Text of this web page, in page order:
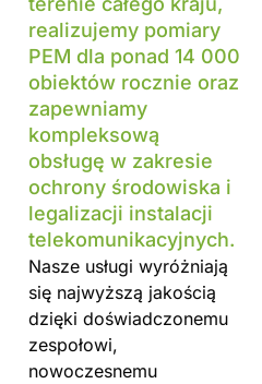
realizujemy pomiary
PEM dla ponad 14 000
obiektów rocznie oraz
zapewniamy
kompleksową
obsługę w zakresie
ochrony środowiska i
legalizacji instalacji
telekomunikacyjnych.
Nasze usługi wyróżniają
się najwyższą jakością
dzięki doświadczonemu
zespołowi,
nowoczesnemu